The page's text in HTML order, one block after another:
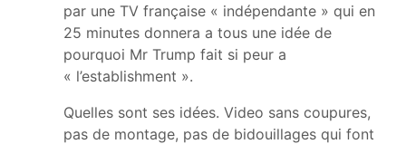
par une TV française « indépendante » qui en
25 minutes donnera a tous une idée de
pourquoi Mr Trump fait si peur a
« l’establishment ».
Quelles sont ses idées. Video sans coupures,
pas de montage, pas de bidouillages qui font